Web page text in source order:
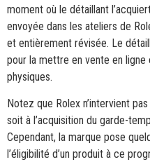
moment où le détaillant
envoyée dans les ateliers de
et entièrement révisée. Le
pour la mettre en vente en ligne
physiques.
Notez que Rolex n’intervient
soit à l’acquisition du garde-
Cependant, la marque pose
l’éligibilité d’un produit à ce